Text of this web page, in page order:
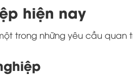
hiện nay
trong những yêu cầu quan